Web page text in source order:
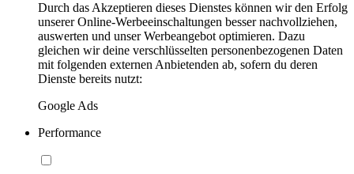
Durch das Akzeptieren dieses Dienstes können wir den Erfolg
unserer Online-Werbeeinschaltungen besser nachvollziehen,
auswerten und unser Werbeangebot optimieren. Dazu
gleichen wir deine verschlüsselten personenbezogenen Daten
mit folgenden externen Anbietenden ab, sofern du deren
Dienste bereits nutzt:
Google Ads
Performance